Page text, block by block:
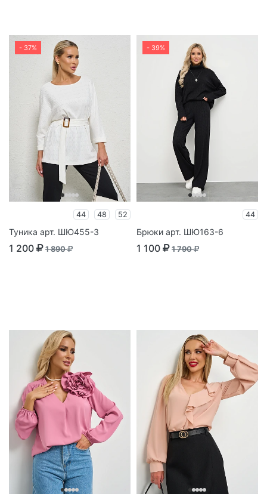
- 37%
44 48 52
Туника арт. ШЮ455-3
1 200 1 890
- 39%
44
Брюки арт. ШЮ163-6
1 100 1 790